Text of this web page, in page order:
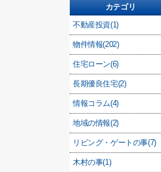
カテゴリ
不動産投資(1)
物件情報(202)
住宅ローン(6)
長期優良住宅(2)
情報コラム(4)
地域の情報(2)
リビング・ゲートの事(7)
木村の事(1)